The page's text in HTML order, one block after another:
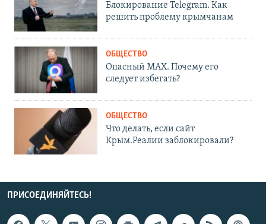
Блокирование Telegram. Как
решить проблему крымчанам
ОБЩЕСТВО
Опасный MAX. Почему его
следует избегать?
ОБЩЕСТВО
Что делать, если сайт
Крым.Реалии заблокировали?
ПРИСОЕДИНЯЙТЕСЬ!